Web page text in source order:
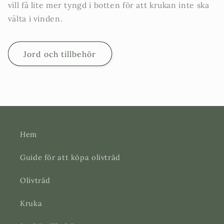
vill få lite mer tyngd i botten för att krukan inte ska
välta i vinden.
Jord och tillbehör
Hem
Guide för att köpa olivträd
Olivträd
Kruka